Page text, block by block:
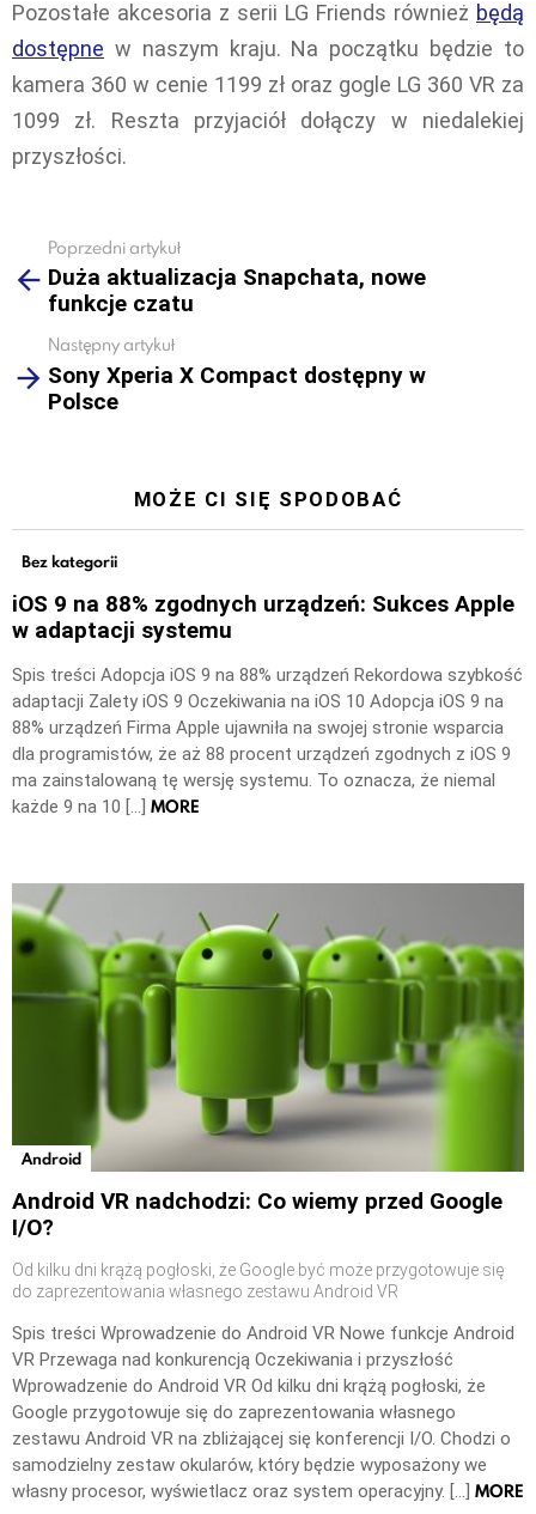
Pozostałe akcesoria z serii LG Friends również będą
dostępne w naszym kraju. Na początku będzie to
kamera 360 w cenie 1199 zł oraz gogle LG 360 VR za
1099 zł. Reszta przyjaciół dołączy w niedalekiej
przyszłości.
more
Poprzedni artykuł
Duża aktualizacja Snapchata, nowe
funkcje czatu
Następny artykuł
Sony Xperia X Compact dostępny w
Polsce
MOŻE CI SIĘ SPODOBAĆ
Bez kategorii
iOS 9 na 88% zgodnych urządzeń: Sukces Apple
w adaptacji systemu
Spis treści Adopcja iOS 9 na 88% urządzeń Rekordowa szybkość
adaptacji Zalety iOS 9 Oczekiwania na iOS 10 Adopcja iOS 9 na
88% urządzeń Firma Apple ujawniła na swojej stronie wsparcia
dla programistów, że aż 88 procent urządzeń zgodnych z iOS 9
ma zainstalowaną tę wersję systemu. To oznacza, że niemal
każde 9 na 10 […] MORE
Android
Android VR nadchodzi: Co wiemy przed Google
I/O?
Od kilku dni krążą pogłoski, że Google być może przygotowuje się
do zaprezentowania własnego zestawu Android VR
Spis treści Wprowadzenie do Android VR Nowe funkcje Android
VR Przewaga nad konkurencją Oczekiwania i przyszłość
Wprowadzenie do Android VR Od kilku dni krążą pogłoski, że
Google przygotowuje się do zaprezentowania własnego
zestawu Android VR na zbliżającej się konferencji I/O. Chodzi o
samodzielny zestaw okularów, który będzie wyposażony we
własny procesor, wyświetlacz oraz system operacyjny. […] MORE